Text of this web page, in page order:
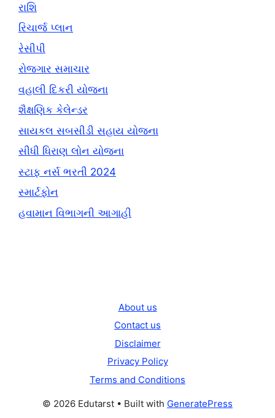
રાશિ
રિચાર્જ પ્લાન
રેસીપી
રોજગાર સમાચાર
વહાલી દિકરી યોજના
શૈક્ષણિક કેલેન્ડર
સાયકલ સબસીડી સહાય યોજના
સીધી ધિરાણ લોન યોજના
સ્ટાફ નર્સ ભરતી 2024
સ્માર્ટફોન
હવામાન વિભાગની આગાહી
About us
Contact us
Disclaimer
Privacy Policy
Terms and Conditions
© 2026 Edutarst • Built with GeneratePress